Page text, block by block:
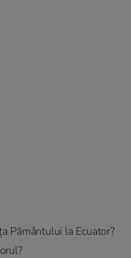
Pământului la Ecuator?